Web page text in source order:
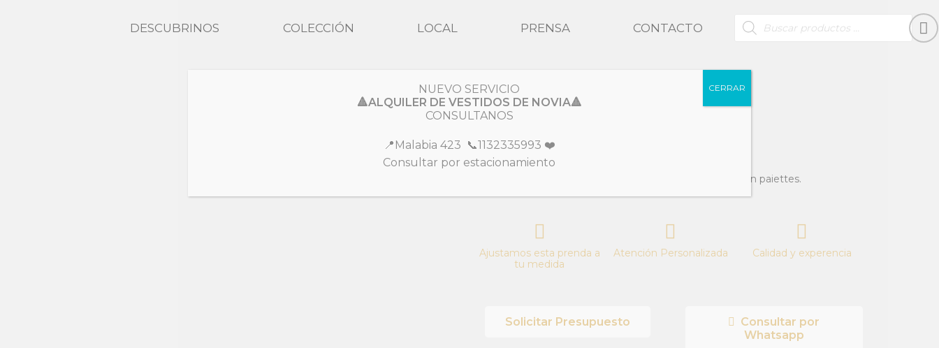
DESCUBRINOS COLECCIÓN LOCAL PRENSA CONTACTO
BÚSQUEDA
DE
Colección Fiesta
Austria
Diseño con capita ideal para tapar los brazos, realizado en paiettes.
Ajustamos esta prenda a
tu medida
Atención Personalizada Calidad y experencia
Solicitar Presupuesto
Consultar por
Whatsapp
NUEVO SERVICIO
🔺ALQUILER DE VESTIDOS DE NOVIA🔺
CONSULTANOS
📍Malabia 423 📞1132335993 ❤️
Consultar por estacionamiento
CERRAR